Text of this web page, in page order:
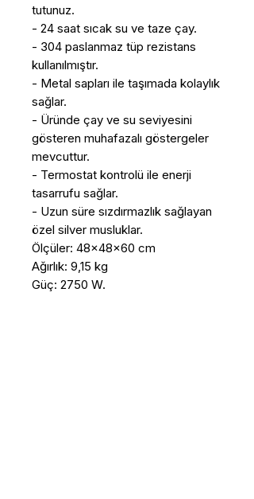
tutunuz.
- 24 saat sıcak su ve taze çay.
- 304 paslanmaz tüp rezistans
kullanılmıştır.
- Metal sapları ile taşımada kolaylık
sağlar.
- Üründe çay ve su seviyesini
gösteren muhafazalı göstergeler
mevcuttur.
- Termostat kontrolü ile enerji
tasarrufu sağlar.
- Uzun süre sızdırmazlık sağlayan
özel silver musluklar.
Ölçüler: 48x48x60 cm
Ağırlık: 9,15 kg
Güç: 2750 W.